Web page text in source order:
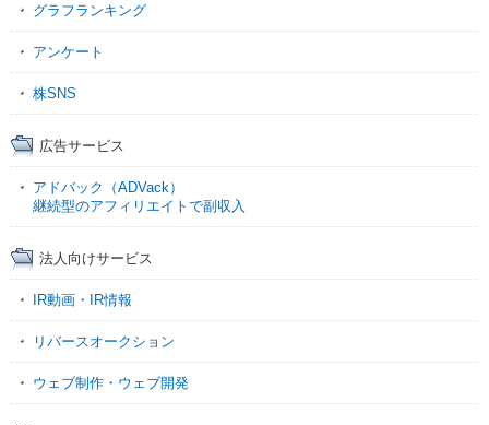
グラフランキング
アンケート
株SNS
広告サービス
アドバック（ADVack）
継続型のアフィリエイトで副収入
法人向けサービス
IR動画・IR情報
リバースオークション
ウェブ制作・ウェブ開発